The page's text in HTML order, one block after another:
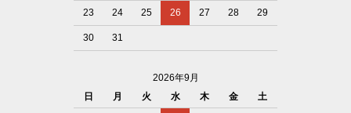
23 24 25 26 27 28 29
30 31
2026年9月
日
月 火 水 木 金 土